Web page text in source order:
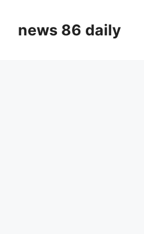
contentnews 86 daily